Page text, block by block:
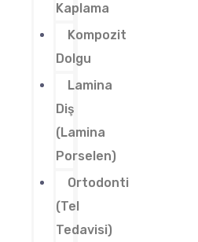
Kaplama
Kompozit
Dolgu
Lamina
Diş
(Lamina
Porselen)
Ortodonti
(Tel
Tedavisi)